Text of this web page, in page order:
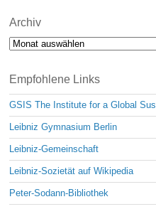
Archiv
Archiv
Empfohlene Links
GSIS The Institute for a Global
Leibniz Gymnasium Berlin
Leibniz-Gemeinschaft
Leibniz-Sozietät auf Wikipedia
Peter-Sodann-Bibliothek